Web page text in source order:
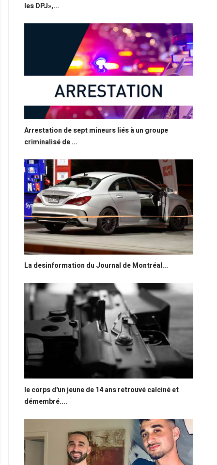
les DPJ»,...
Arrestation de sept mineurs liés à un groupe
criminalisé de ...
La desinformation du Journal de Montréal...
le corps d'un jeune de 14 ans retrouvé calciné et
démembré....